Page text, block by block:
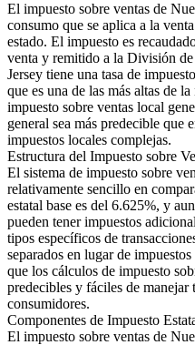
El impuesto sobre ventas de
consumo que se aplica a la
estado. El impuesto es
venta y remitido a la División
Jersey tiene una tasa de
que es una de las más altas de
impuesto sobre ventas local
general sea más predecible que
impuestos locales complejas.
Estructura del Impuesto sobre
El sistema de impuesto sobre
relativamente sencillo en
estatal base es del 6.625%, y
pueden tener impuestos
tipos específicos de
separados en lugar de
que los cálculos de impuesto
predecibles y fáciles de manejar
consumidores.
Componentes de Impuesto
El impuesto sobre ventas de